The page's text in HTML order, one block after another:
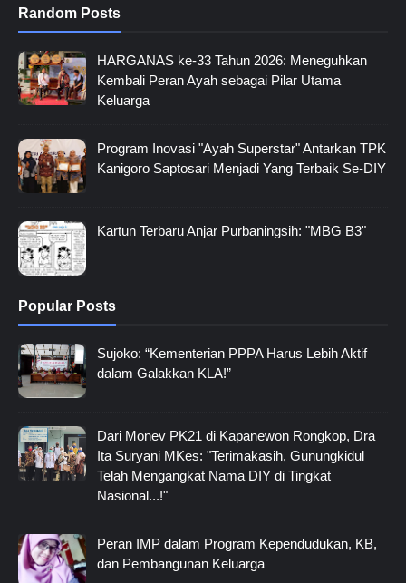
Random Posts
HARGANAS ke-33 Tahun 2026: Meneguhkan
Kembali Peran Ayah sebagai Pilar Utama
Keluarga
Program Inovasi "Ayah Superstar" Antarkan TPK
Kanigoro Saptosari Menjadi Yang Terbaik Se-DIY
Kartun Terbaru Anjar Purbaningsih: "MBG B3"
Popular Posts
Sujoko: “Kementerian PPPA Harus Lebih Aktif
dalam Galakkan KLA!”
Dari Monev PK21 di Kapanewon Rongkop, Dra
Ita Suryani MKes: "Terimakasih, Gunungkidul
Telah Mengangkat Nama DIY di Tingkat
Nasional...!"
Peran IMP dalam Program Kependudukan, KB,
dan Pembangunan Keluarga